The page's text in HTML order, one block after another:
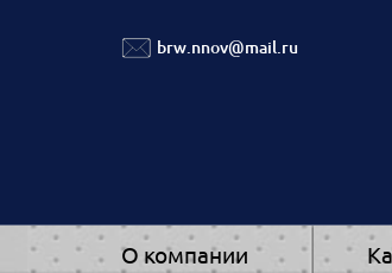
brw.nnov@mail.ru
О компании